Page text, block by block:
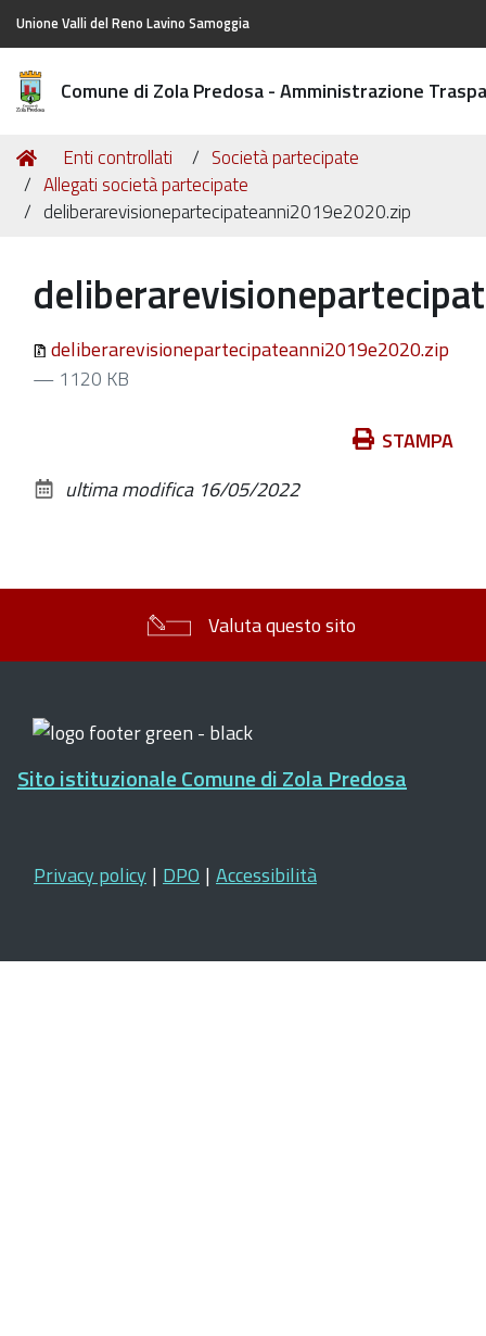
Unione Valli del Reno Lavino Samoggia
Comune di Zola Predosa - Amministrazione
Tu
sei
qui:
Home
Enti controllati
Società partecipate
Allegati società partecipate
deliberarevisionepartecipateanni2019e2020.zip
deliberarevisionepartecipateanni2019e2020.zip
— 1120 KB
documento
STAMPA
ultima modifica 16/05/2022
Valuta questo sito
Sito istituzionale Comune di Zola Predosa
Privacy policy | DPO | Accessibilità